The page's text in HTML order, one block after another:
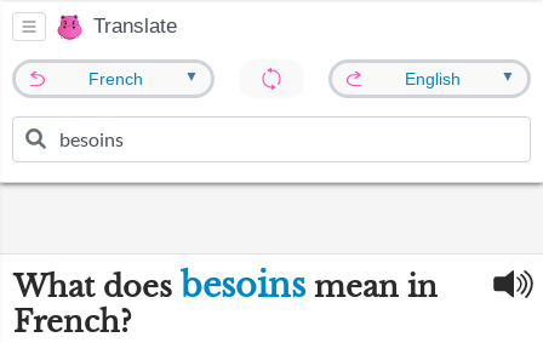
Translate
French ▼ English ▼
What does besoins mean in
French?